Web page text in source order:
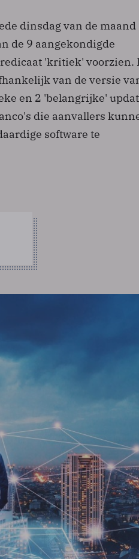
dinsdag van de maand
de 9 aangekondigde
'kritiek' voorzien.
van de versie
en 2 'belangrijke'
die aanvallers
software te